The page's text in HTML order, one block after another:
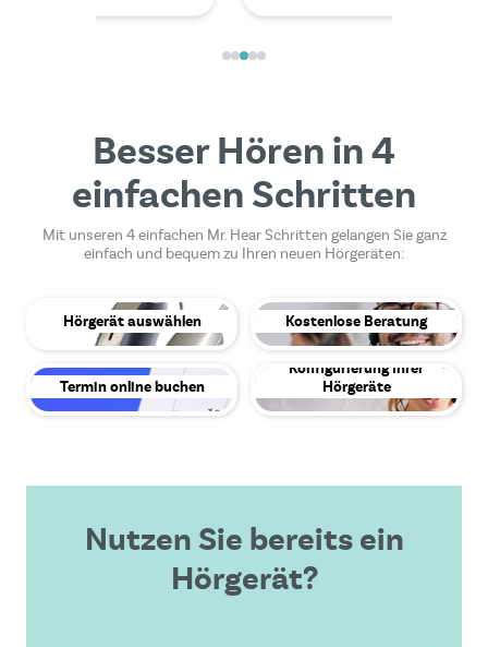
Besser Hören in 4
einfachen Schritten
Mit unseren 4 einfachen Mr. Hear Schritten gelangen Sie ganz
einfach und bequem zu Ihren neuen Hörgeräten:
Hörgerät auswählen Kostenlose Beratung
Termin online buchen
Konfigurierung Ihrer
Hörgeräte
Nutzen Sie bereits ein
Hörgerät?